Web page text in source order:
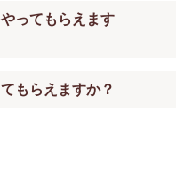
ってもらえます
もらえますか？